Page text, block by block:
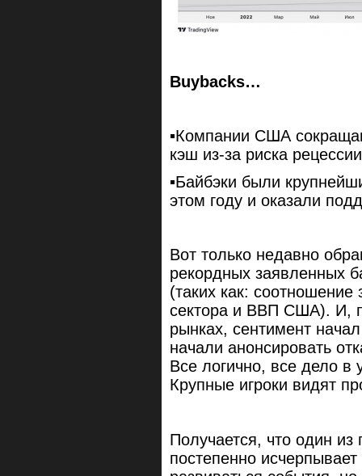
Buybacks…
▪️Компании США
кэш из-за риска
▪️Байбэки были
этом году и оказали
Вот только недавно
рекордных заявленных
(таких как: соотношение
сектора и ВВП США). И,
рынках, сентимент
начали анонсировать
Все логично, все дело
Крупные игроки видят
Получается, что один из
постепенно